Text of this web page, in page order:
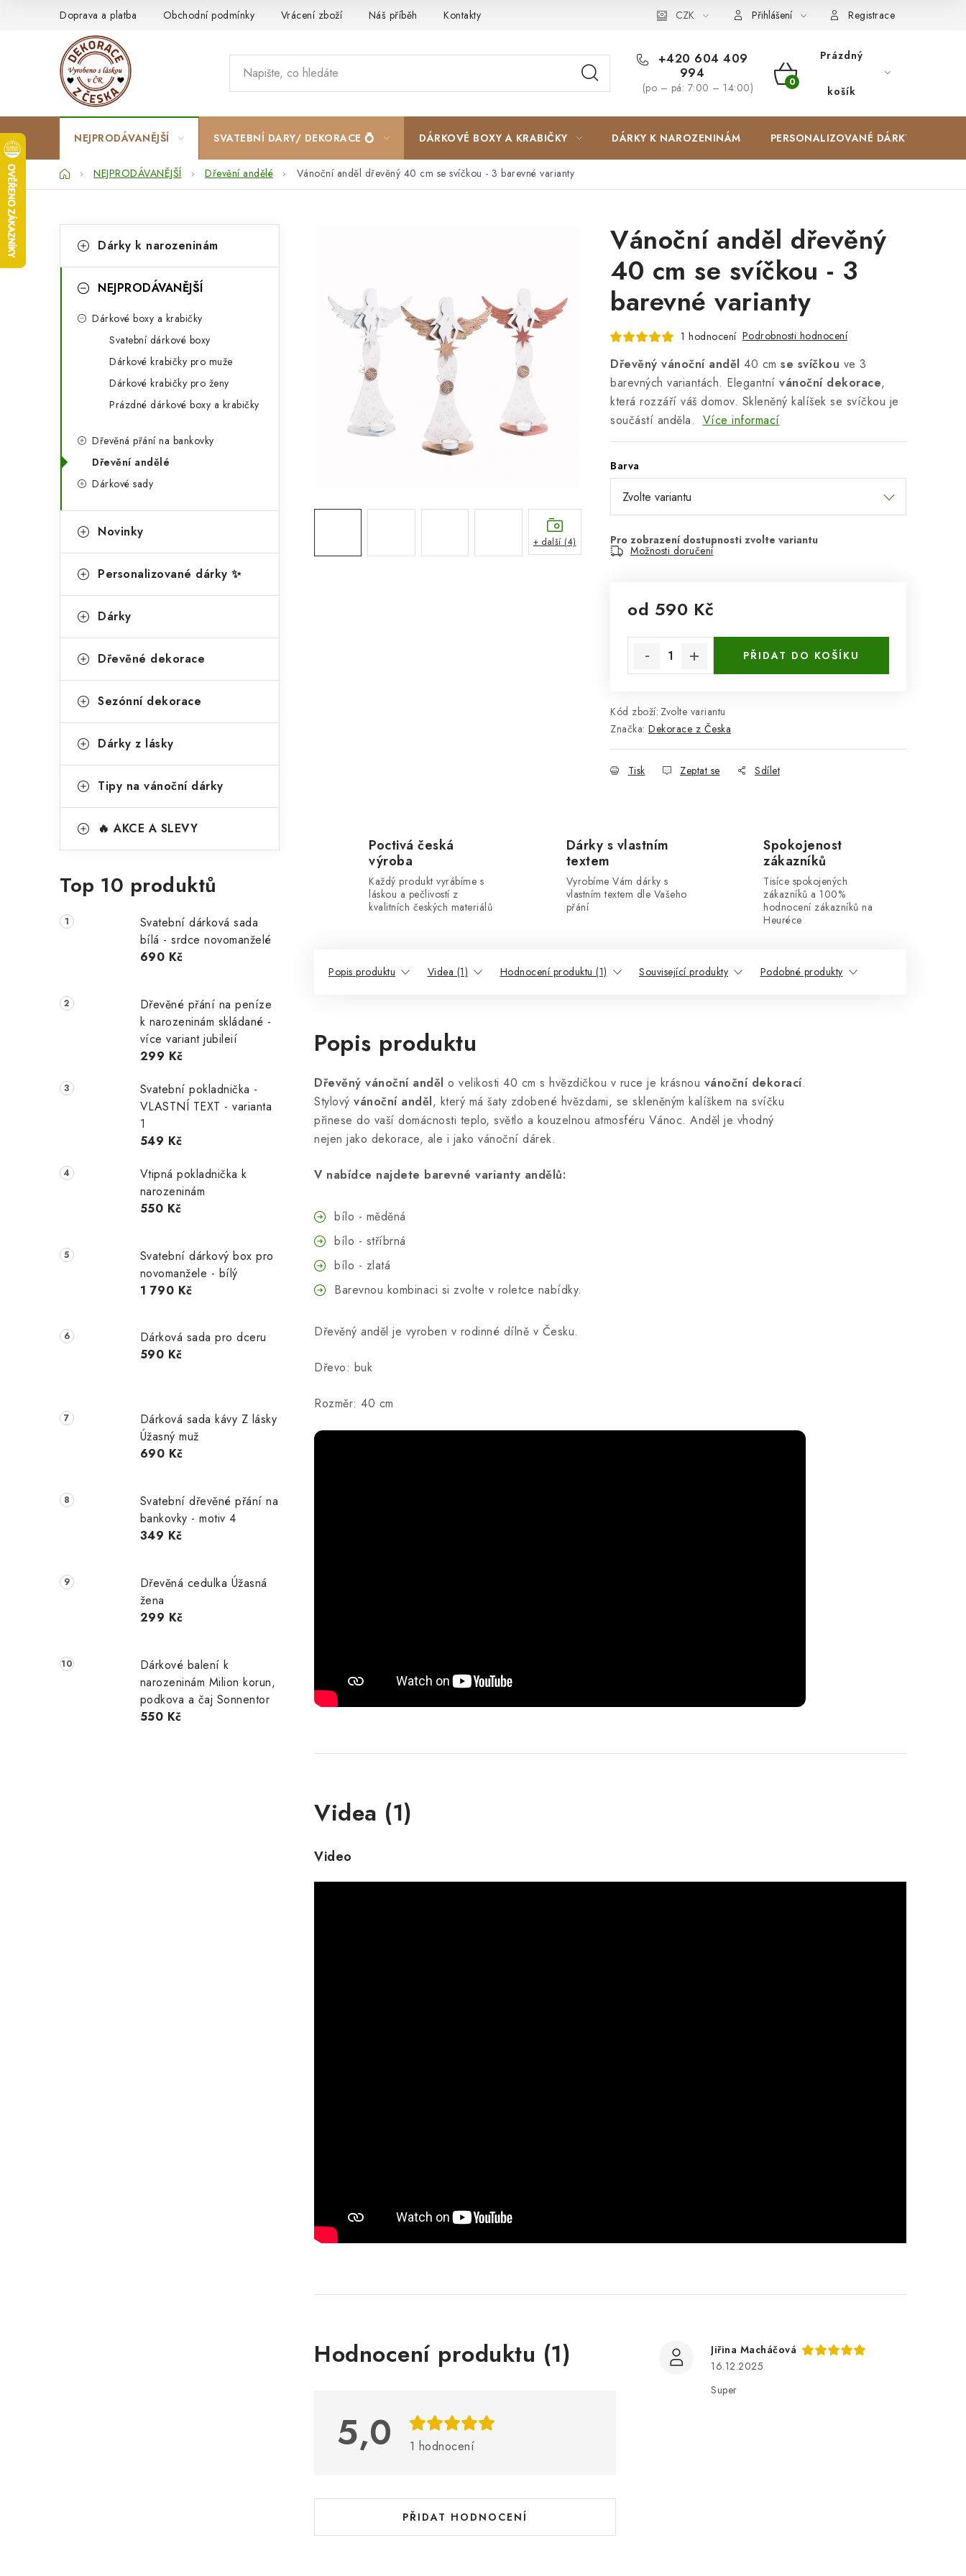
Doprava a platba Obchodní podmínky Vrácení zboží Náš příběh Kontakty Zakázková výroba Spolupracujeme Blog
CZK Přihlášení Registrace
+420 604 409
994
(po – pá: 7:00 – 14:00)
NÁKUPNÍ
Prázdný
košík
NEJPRODÁVANĚJŠÍ SVATEBNÍ DARY/ DEKORACE 💍 DÁRKOVÉ BOXY A KRABIČKY DÁRKY K NAROZENINÁM PERSONALIZOVANÉ DÁRKY ✨
DomůNEJPRODÁVANĚJŠÍ Dřevění andělé Vánoční anděl dřevěný 40 cm se svíčkou - 3 barevné varianty
o
í
a
e
l
kategorie
a
Dárky k narozeninám
NEJPRODÁVANĚJŠÍ
Dárkové boxy a krabičky
Svatební dárkové boxy
Dárkové krabičky pro muže
Dárkové krabičky pro ženy
Prázdné dárkové boxy a krabičky
Dřevěná přání na bankovky
Dřevění andělé
Dárkové sady
Novinky
Personalizované dárky ✨
Dárky
Dřevěné dekorace
Sezónní dekorace
Dárky z lásky
Tipy na vánoční dárky
🔥 AKCE A SLEVY
Top 10 produktů
Svatební dárková sada
bílá - srdce novomanželé
690 Kč
Dřevěné přání na peníze
k narozeninám skládané -
více variant jubileií
299 Kč
Svatební pokladnička -
VLASTNÍ TEXT - varianta
1
549 Kč
Vtipná pokladnička k
narozeninám
550 Kč
Svatební dárkový box pro
novomanžele - bílý
1 790 Kč
Dárková sada pro dceru
590 Kč
Dárková sada kávy Z lásky
Úžasný muž
690 Kč
Svatební dřevěné přání na
bankovky - motiv 4
349 Kč
Dřevěná cedulka Úžasná
žena
299 Kč
Dárkové balení k
narozeninám Milion korun,
podkova a čaj Sonnentor
550 Kč
Vánoční anděl dřevěný
40 cm se svíčkou - 3
barevné varianty
1 hodnocení Podrobnosti hodnocení
Dřevěný vánoční anděl 40 cm se svíčkou ve 3
barevných variantách. Elegantní vánoční dekorace,
která rozzáří váš domov. Skleněný kalíšek se svíčkou je
součástí anděla. Více informací
Barva
Možnosti doručení
od 590 Kč
PŘIDAT DO KOŠÍKU
Kód zboží: Zvolte variantu
Značka: Dekorace z Česka
Tisk Zeptat se Sdílet
+ další (4)
Poctivá česká
výroba
Každý produkt vyrábíme s
láskou a pečlivostí z
kvalitních českých materiálů
Dárky s vlastním
textem
Vyrobíme Vám dárky s
vlastním textem dle Vašeho
přání
Spokojenost
zákazníků
Tisíce spokojených
zákazníků a 100%
hodnocení zákazníků na
Heuréce
Popis produktu Videa (1) Hodnocení produktu (1) Související produkty Podobné produkty
Popis produktu
Dřevěný vánoční anděl o velikosti 40 cm s hvězdičkou v ruce je krásnou vánoční dekorací.
Stylový vánoční anděl, který má šaty zdobené hvězdami, se skleněným kalíškem na svíčku
přinese do vaší domácnosti teplo, světlo a kouzelnou atmosféru Vánoc. Anděl je vhodný
nejen jako dekorace, ale i jako vánoční dárek.
V nabídce najdete barevné varianty andělů:
bílo - měděná
bílo - stříbrná
bílo - zlatá
Barevnou kombinaci si zvolte v roletce nabídky.
Dřevěný anděl je vyroben v rodinné dílně v Česku.
Dřevo: buk
Rozměr: 40 cm
Videa (1)
Video
Hodnocení produktu (1)
5,0 1 hodnocení
PŘIDAT HODNOCENÍ
V
o
n
Jiřina Macháčová
16.12.2025
Super